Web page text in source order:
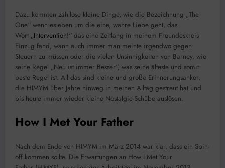
Dazu kommen zahllose kleine Dinge, wie die Bezeichnung „The
One“ wenn es eben um die eine, wahre Liebe geht, das
Wort „Intervention!“ das eine Zeitlang in meinem Freundeskreis
Einzug fand, wann auch immer man meinte irgendwo gegen
Steuern zu müssen oder die vielen Unsinnigkeiten von Barney, wie
seine Regel „Neu ist immer Besser“, was seine älteste und somit
beste Regel ist. All das sind kleine und große Erinnerungsanker,
die HIMYM über Jahre hinweg in meinen Alltag gestreut hat und
bis heute immer wieder kleine Nostalgie-Schübe auslösen.
How I Met Your Father
Nach dem Ende von HIMYM im März 2014 war klar, dass ein Spin-
off kommen sollte. Die Erwartungen an How I Met Your